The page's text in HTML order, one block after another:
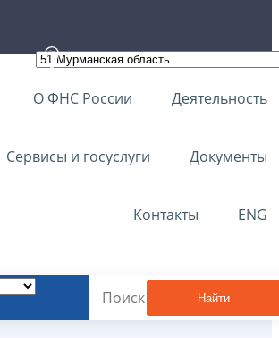
О ФНС России Деятельность
Сервисы и госуслуги Документы
Контакты ENG
Найти